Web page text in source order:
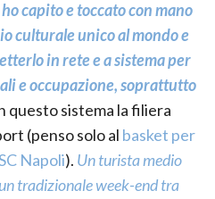
capito e toccato con mano
culturale unico al mondo e
in rete e a sistema per
e occupazione, soprattutto
questo sistema la filiera
(penso solo al basket per
Napoli). Un turista medio
tradizionale week-end tra